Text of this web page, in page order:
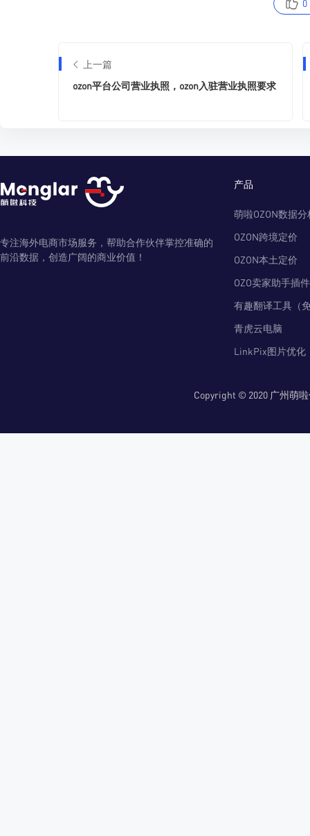
0
上一篇
ozon平台公司营业执照，ozon入驻营业执照要求
专注海外电商市场服务，帮助合作伙伴掌控准确的
前沿数据，创造广阔的商业价值！
产品
萌啦OZON数据分
OZON跨境定价
OZON本土定价
OZO卖家助手插件
有趣翻译工具（
青虎云电脑
LinkPix图片优化
Copyright © 2020 广州萌